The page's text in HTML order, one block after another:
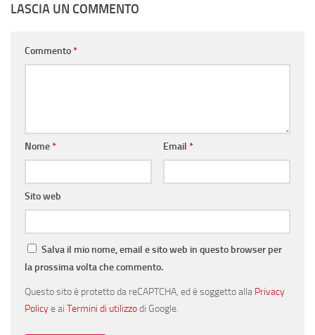
LASCIA UN COMMENTO
Commento*
Nome* Email *
Sito web
Salva il mio nome, email e sito web in questo browser per
la prossima volta che commento.
Questo sito è protetto da reCAPTCHA, ed è soggetto alla Privacy
Policye ai Termini di utilizzodi Google.